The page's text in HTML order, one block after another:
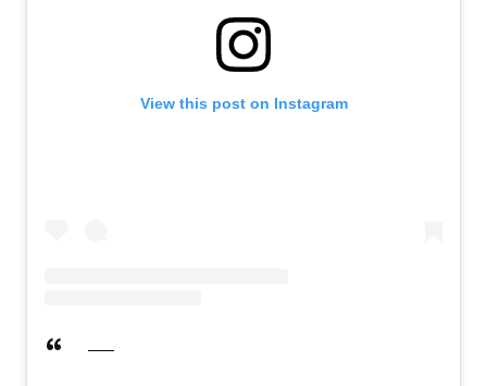
View this post on Instagram